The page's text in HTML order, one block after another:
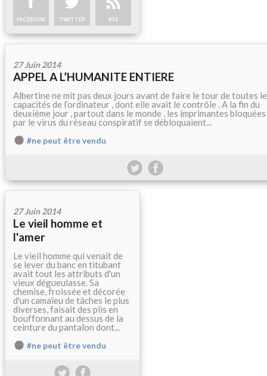
FACEBOOK TWITTER RSS
27 Juin 2014
APPEL A L’HUMANITE ENTIERE
Albertine ne mit pas deux jours avant de faire le tour de toutes
capacités de l’ordinateur , dont elle avait le contrôle . A la fin du
deuxième jour , partout dans le monde , les imprimantes bloquées
par le virus du réseau conspiratif se débloquaient...
#ne peut être vendu
27 Juin 2014
Le vieil homme et
l'amer
Le vieil homme qui venait de
se lever du banc en titubant
avait tout les attributs d'un
vieux dégueulasse. Sa
chemise, froissée et décorée
d'un camaïeu de tâches le plus
diverses, faisait des plis en
bouffonnant au dessus de la
ceinture du pantalon dont...
#ne peut être vendu